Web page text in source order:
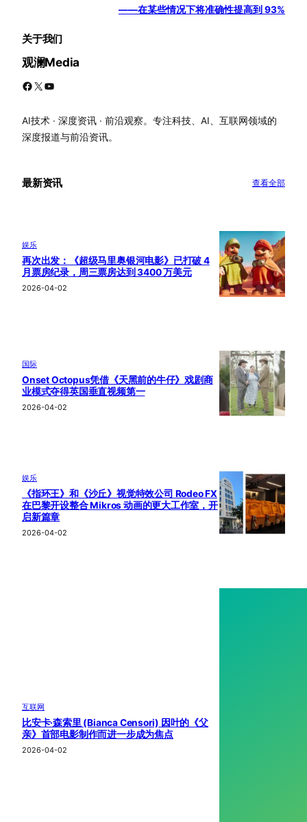
——在某些情况下将准确性提高到 93%
关于我们
观澜Media
Facebook X YouTube
AI技术 · 深度资讯 · 前沿观察。专注科技、AI、互联网领域的
深度报道与前沿资讯。
最新资讯 查看全部
娱乐
再次出发：《超级马里奥银河电影》已打破 4
月票房纪录，周三票房达到 3400 万美元
2026-04-02
国际
Onset Octopus凭借《天黑前的牛仔》戏剧商
业模式夺得英国垂直视频第一
2026-04-02
娱乐
《指环王》和《沙丘》视觉特效公司 Rodeo FX
在巴黎开设整合 Mikros 动画的更大工作室，开
启新篇章
2026-04-02
互联网
比安卡·森索里 (Bianca Censori) 因叶的《父
亲》首部电影制作而进一步成为焦点
2026-04-02